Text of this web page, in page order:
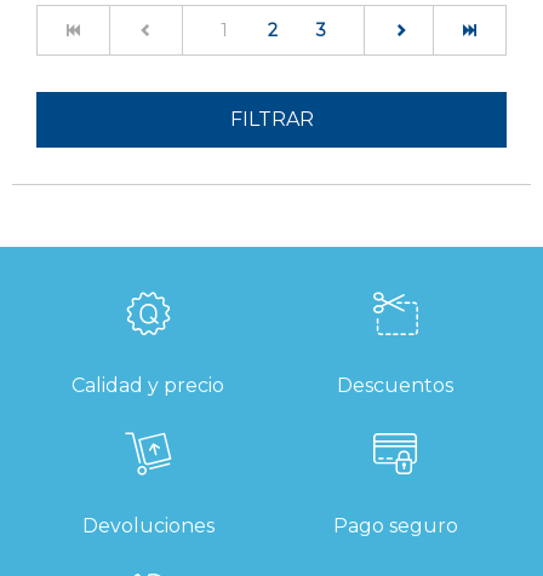
1 (current)
2 3
FILTRAR
Calidad y precio Descuentos
Devoluciones Pago seguro